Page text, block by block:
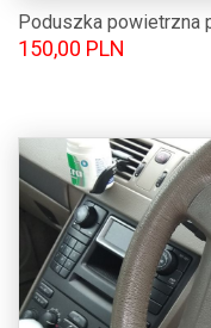
Poduszka powietrzna
150,00 PLN